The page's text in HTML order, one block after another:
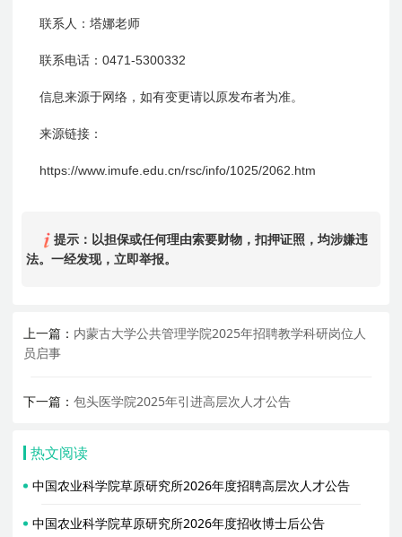
联系人：塔娜老师
联系电话：0471-5300332
信息来源于网络，如有变更请以原发布者为准。
来源链接：
https://www.imufe.edu.cn/rsc/info/1025/2062.htm
提示：以担保或任何理由索要财物，扣押证照，均涉嫌违
法。一经发现，立即举报。
上一篇： 内蒙古大学公共管理学院2025年招聘教学科研岗位人
员启事
下一篇：包头医学院2025年引进高层次人才公告
热文阅读
中国农业科学院草原研究所2026年度招聘高层次人才公告
中国农业科学院草原研究所2026年度招收博士后公告